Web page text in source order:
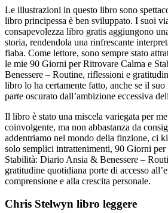
Le illustrazioni in questo libro sono
libro principessa è ben sviluppato. I suoi
consapevolezza libro gratis aggiungono
storia, rendendola una rinfrescante
fiaba. Come lettore, sono sempre stato
le mie 90 Giorni per Ritrovare Calma e
Benessere – Routine, riflessioni e
libro lo ha certamente fatto, anche se il suo
parte oscurato dall’ambizione eccessiva
Il libro è stato una miscela variegata per
coinvolgente, ma non abbastanza da
addentriamo nel mondo della finzione, ci
solo semplici intrattenimenti, 90 Giorni
Stabilità: Diario Ansia & Benessere –
gratitudine quotidiana porte di accesso
comprensione e alla crescita personale.
Chris Stelwyn libro leggere